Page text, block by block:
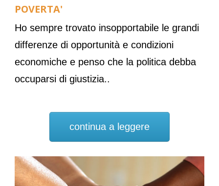
POVERTA'
Ho sempre trovato insopportabile le grandi
differenze di opportunità e condizioni
economiche e penso che la politica debba
occuparsi di giustizia..
continua a leggere